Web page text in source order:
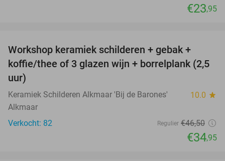
€23,95
Workshop keramiek schilderen + gebak +
koffie/thee of 3 glazen wijn + borrelplank (2,5
uur)
Keramiek Schilderen Alkmaar 'Bij de Barones' 10.0 star
Alkmaar
Verkocht: 82
Regulier €46,50
€34,95